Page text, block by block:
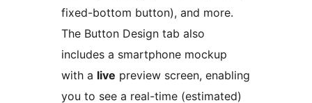
fixed-bottom button), and more.
The Button Design tab also
includes a smartphone mockup
with a live preview screen, enabling
you to see a real-time (estimated)